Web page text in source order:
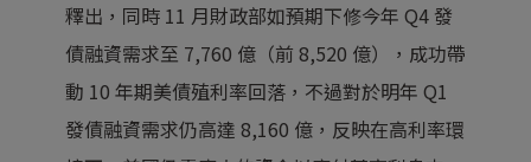
釋出，同時 11 月財政部如預期下修今年 Q4 發
債融資需求至 7,760 億（前 8,520 億），成功帶
動 10 年期美債殖利率回落，不過對於明年 Q1
發債融資需求仍高達 8,160 億，反映在高利率環